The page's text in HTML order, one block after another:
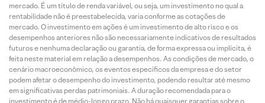
mercado. É um título de renda variável, ou seja, um investimento no qual a
rentabilidade não é preestabelecida, varia conforme as cotações de
mercado. O investimento em ações é um investimento de alto risco e os
desempenhos anteriores não são necessariamente indicativos de resultados
futuros e nenhuma declaração ou garantia, de forma expressa ou implícita, é
feita neste material em relação a desempenhos. As condições de mercado, o
cenário macroeconômico, os eventos específicos da empresa e do setor
podem afetar o desempenho do investimento, podendo resultar até mesmo
em significativas perdas patrimoniais. A duração recomendada para o
investimento é de médio-longo prazo. Não há quaisquer garantias sobre o